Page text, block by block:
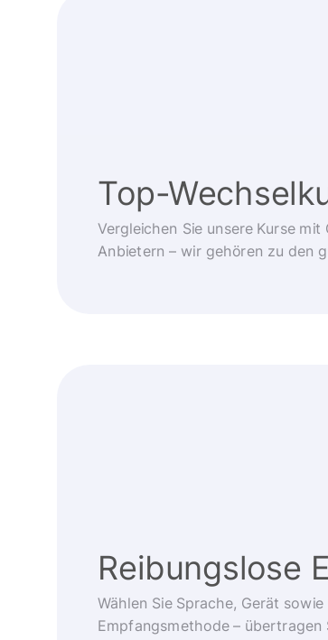
Top-
Vergleichen Sie unsere Kurse
Anbietern – wir gehören zu den
Reibungslose
Wählen Sie Sprache, Gerät
Empfangsmethode – übertragen